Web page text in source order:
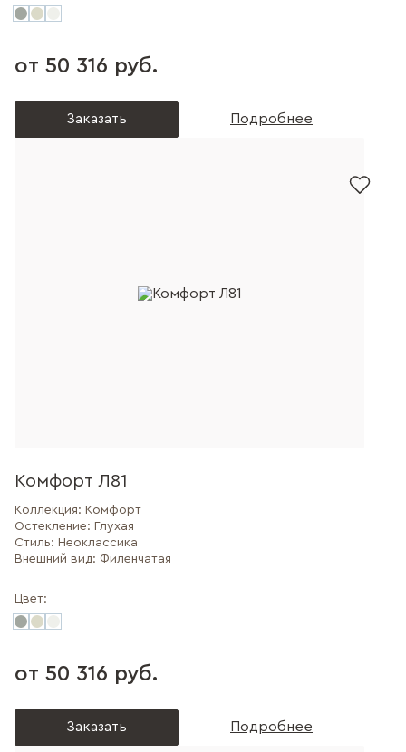
от 50 316 руб.
Заказать Подробнее
Комфорт Л81
Коллекция: Комфорт
Остекление: Глухая
Стиль: Неоклассика
Внешний вид: Филенчатая
Цвет:
от 50 316 руб.
Заказать Подробнее